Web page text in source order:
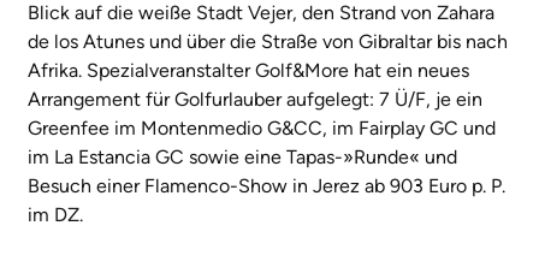
Blick auf die weiße Stadt Vejer, den Strand von Zahara
de los Atunes und über die Straße von Gibraltar bis nach
Afrika. Spezialveranstalter Golf&More hat ein neues
Arrangement für Golfurlauber aufgelegt: 7 Ü/F, je ein
Greenfee im Montenmedio G&CC, im Fairplay GC und
im La Estancia GC sowie eine Tapas-»Runde« und
Besuch einer Flamenco-Show in Jerez ab 903 Euro p. P.
im DZ.